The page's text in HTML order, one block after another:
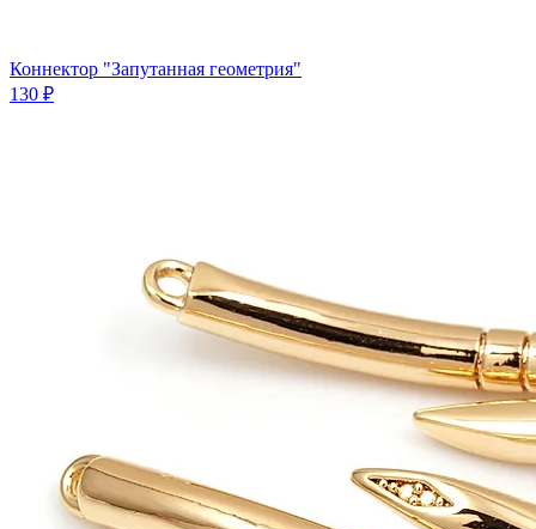
Коннектор "Запутанная геометрия"
130 ₽